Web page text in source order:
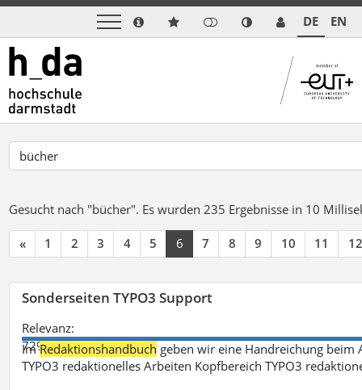
DE EN
Gesucht nach "bücher". Es wurden 235 Ergebnisse in 10
« 1 2 3 4 5 6 7 8 9 10 11 12
Sonderseiten TYPO3 Support
Relevanz:
72%
ImRedaktionshandbuch geben wir eine Handreichung beim
TYPO3 redaktionelles Arbeiten Kopfbereich TYPO3